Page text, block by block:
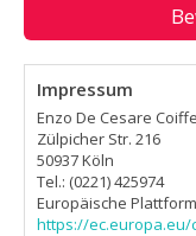
Impressum
Enzo De Cesare
Zülpicher Str. 216
50937 Köln
Tel.: (0221) 425974
Europäische
https://